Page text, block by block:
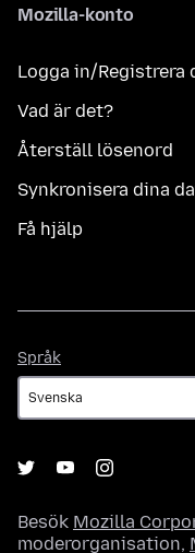
Mozilla-konto
Logga in/Registrera
Vad är det?
Återställ lösenord
Synkronisera dina
Få hjälp
Språk
Besök Mozilla
moderorganisation,